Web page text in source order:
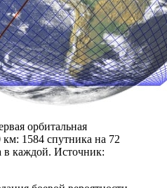
орбитальная
1584 спутника на 72
в каждой. Источник: